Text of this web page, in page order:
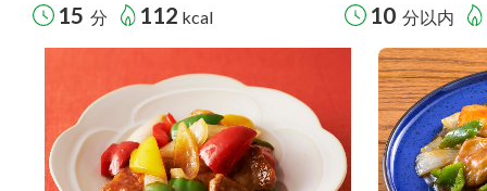
15 分 112 kcal 10 分以内